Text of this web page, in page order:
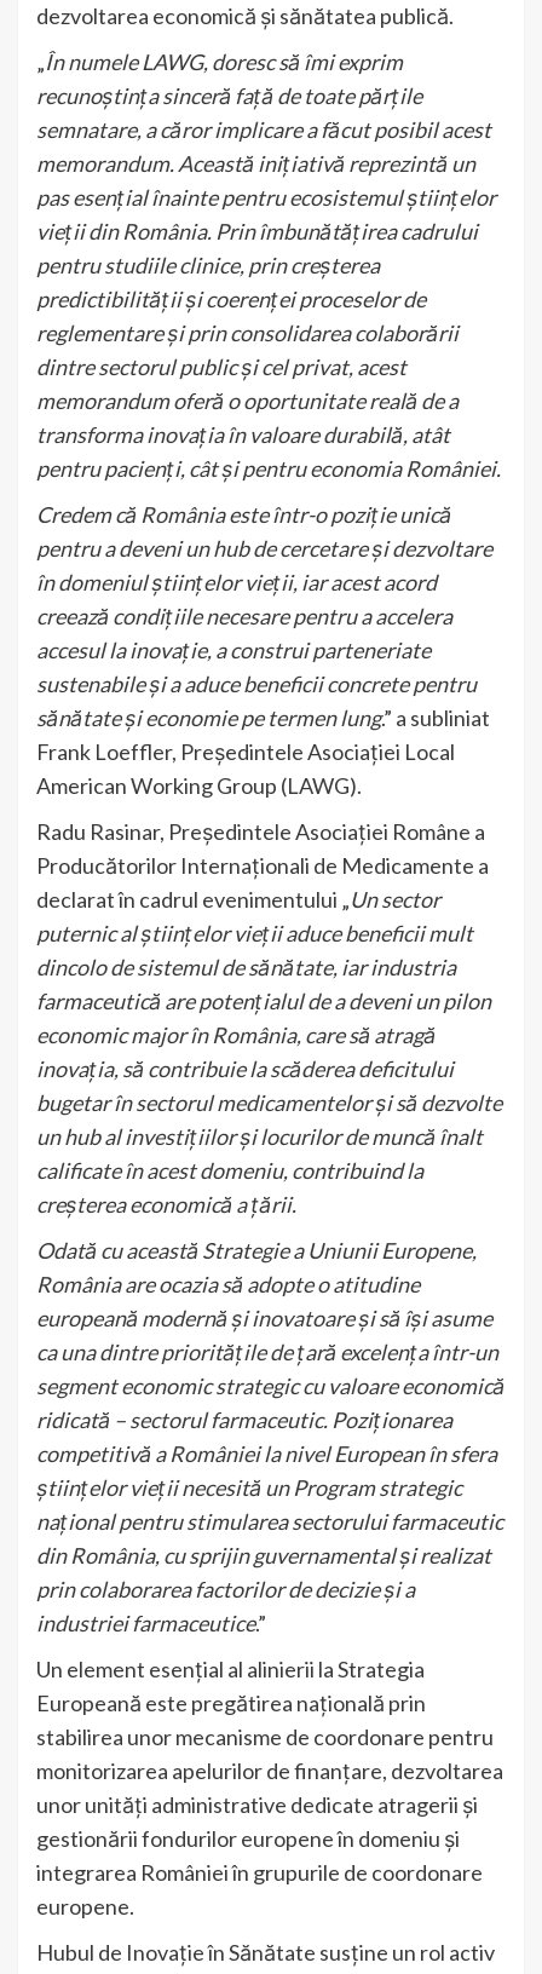
dezvoltarea economică și sănătatea publică.
„În numele LAWG, doresc să îmi exprim
recunoștința sinceră față de toate părțile
semnatare, a căror implicare a făcut posibil acest
memorandum. Această inițiativă reprezintă un
pas esențial înainte pentru ecosistemul științelor
vieții din România. Prin îmbunătățirea cadrului
pentru studiile clinice, prin creșterea
predictibilității și coerenței proceselor de
reglementare și prin consolidarea colaborării
dintre sectorul public și cel privat, acest
memorandum oferă o oportunitate reală de a
transforma inovația în valoare durabilă, atât
pentru pacienți, cât și pentru economia României.
Credem că România este într-o poziție unică
pentru a deveni un hub de cercetare și dezvoltare
în domeniul științelor vieții, iar acest acord
creează condițiile necesare pentru a accelera
accesul la inovație, a construi parteneriate
sustenabile și a aduce beneficii concrete pentru
sănătate și economie pe termen lung.” a subliniat
Frank Loeffler, Președintele Asociației Local
American Working Group (LAWG).
Radu Rasinar, Președintele Asociației Române a
Producătorilor Internaționali de Medicamente a
declarat în cadrul evenimentului „Un sector
puternic al științelor vieții aduce beneficii mult
dincolo de sistemul de sănătate, iar industria
farmaceutică are potențialul de a deveni un pilon
economic major în România, care să atragă
inovația, să contribuie la scăderea deficitului
bugetar în sectorul medicamentelor și să dezvolte
un hub al investițiilor și locurilor de muncă înalt
calificate în acest domeniu, contribuind la
creșterea economică a țării.
Odată cu această Strategie a Uniunii Europene,
România are ocazia să adopte o atitudine
europeană modernă și inovatoare și să își asume
ca una dintre prioritățile de țară excelența într-un
segment economic strategic cu valoare economică
ridicată – sectorul farmaceutic. Poziționarea
competitivă a României la nivel European în sfera
științelor vieții necesită un Program strategic
național pentru stimularea sectorului farmaceutic
din România, cu sprijin guvernamental și realizat
prin colaborarea factorilor de decizie și a
industriei farmaceutice.”
Un element esențial al alinierii la Strategia
Europeană este pregătirea națională prin
stabilirea unor mecanisme de coordonare pentru
monitorizarea apelurilor de finanțare, dezvoltarea
unor unități administrative dedicate atragerii și
gestionării fondurilor europene în domeniu și
integrarea României în grupurile de coordonare
europene.
Hubul de Inovație în Sănătate susține un rol activ